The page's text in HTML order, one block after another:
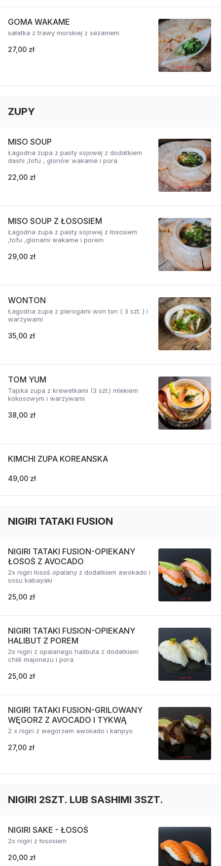
GOMA WAKAME
sałatka z trawy morskiej z sezamem
27,00 zł
ZUPY
MISO SOUP
Łagodna zupa z pasty sojowej z dodatkiem
dashi ,tofu , glonów wakame i pora
22,00 zł
MISO SOUP Z ŁOSOSIEM
Łagodna zupa z pasty sojowej z łososiem
,tofu ,glonami wakame i porem
29,00 zł
WONTON
Łagodna zupa z pierogami won ton ( 3 szt. ) i
warzywami
35,00 zł
TOM YUM
Tajska zupa z krewetkami (3 szt.) mlekiem
kokosowym i warzywami
38,00 zł
KIMCHI ZUPA KOREANSKA
49,00 zł
NIGIRI TATAKI FUSION
NIGIRI TATAKI FUSION-OPIEKANY
ŁOSOŚ Z AVOCADO
2x nigiri łosoś opalany z dodatkiem awokado i
sosu kabayaki
25,00 zł
NIGIRI TATAKI FUSION-OPIEKANY
HALIBUT Z POREM
2x nigiri z opalanego halibuta z dodatkiem
chilli majonezu i pora
25,00 zł
NIGIRI TATAKI FUSION-GRILOWANY
WĘGORZ Z AVOCADO I TYKWĄ
2 x nigiri z wegorzem awokado i kanpyo
27,00 zł
NIGIRI 2SZT. LUB SASHIMI 3SZT.
NIGIRI SAKE - ŁOSOŚ
2x nigiri z łososiem
20,00 zł